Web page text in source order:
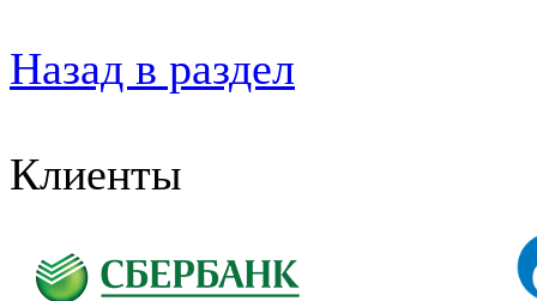
Назад в раздел
Клиенты